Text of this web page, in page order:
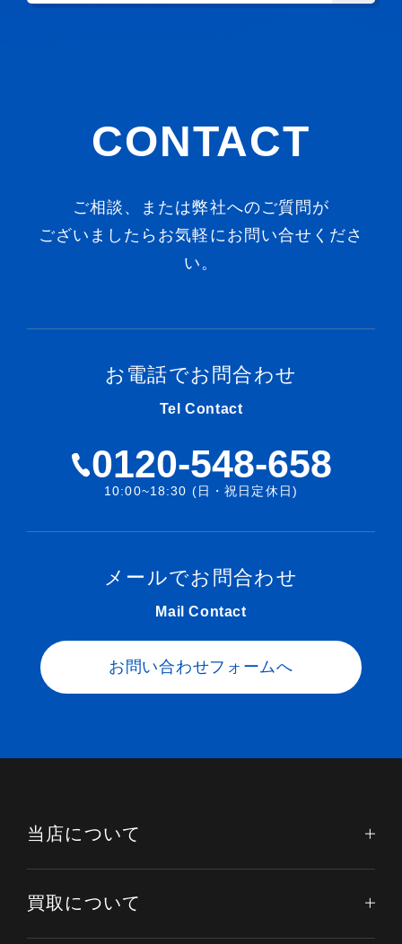
CONTACT
ご相談、または弊社へのご質問が
ございましたらお気軽にお問い合せくださ
い。
お電話でお問合わせ
Tel Contact
0120-548-658
10:00~18:30 (日・祝日定休日)
メールでお問合わせ
Mail Contact
お問い合わせフォームへ
当店について
買取について